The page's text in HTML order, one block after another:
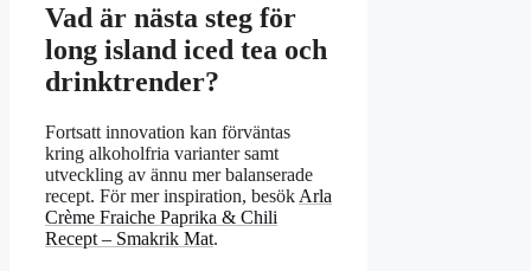
Vad är nästa steg för
long island iced tea och
drinktrender?
Fortsatt innovation kan förväntas
kring alkoholfria varianter samt
utveckling av ännu mer balanserade
recept. För mer inspiration, besök Arla
Crème Fraiche Paprika & Chili
Recept – Smakrik Mat.